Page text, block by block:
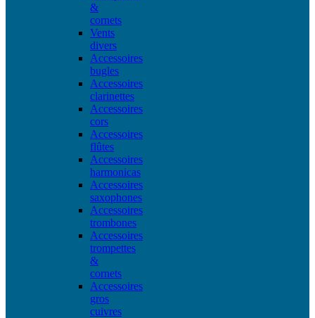
&
cornets
Vents
divers
Accessoires
bugles
Accessoires
clarinettes
Accessoires
cors
Accessoires
flûtes
Accessoires
harmonicas
Accessoires
saxophones
Accessoires
trombones
Accessoires
trompettes
&
cornets
Accessoires
gros
cuivres